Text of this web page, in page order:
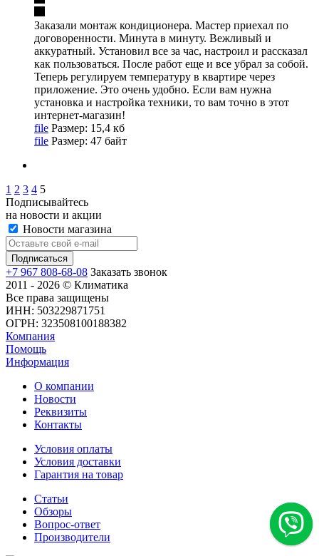
Заказали монтаж кондиционера. Мастер приехал по
договоренности. Минута в минуту. Вежливый и
аккуратный. Установил все за час, настроил и рассказал
как пользоваться. После работ еще и все убрал за собой.
Теперь регулируем температуру в квартире через
приложение. Это очень удобно. Если вам нужна
установка и настройка техники, то вам точно в этот
интернет-магазин!
file Размер: 15,4 кб
file Размер: 47 байт
1 2 3 4 5
Подписывайтесь
на новости и акции
Новости магазина
+7 967 808-68-08 Заказать звонок
2011 - 2026 © Климатика
Все права защищены
ИНН: 503229871751
ОГРН: 323508100188382
Компания
Помощь
Информация
О компании
Новости
Реквизиты
Контакты
Условия оплаты
Условия доставки
Гарантия на товар
Статьи
Обзоры
Вопрос-ответ
Производители